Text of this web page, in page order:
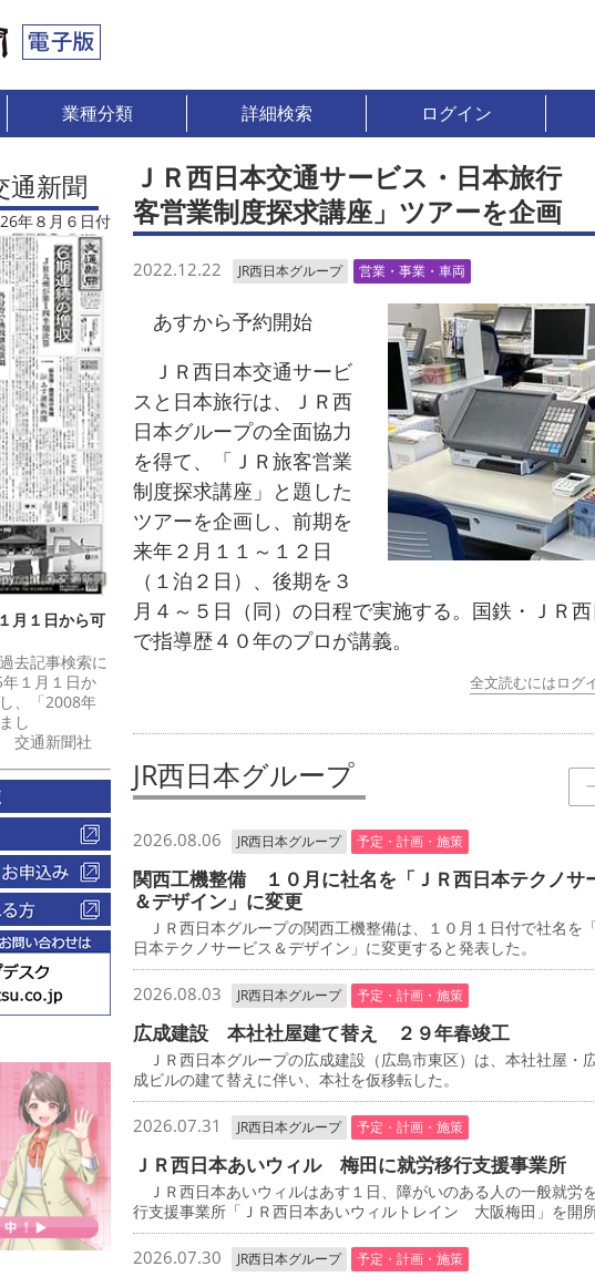
業種分類 詳細検索 ログイン
通新聞
年８月６日付
月１日から可
去記事検索に
１月１日か
、「2008年
し
聞社
ＪＲ西日本交通サービス・日本旅行
客営業制度探求講座」ツアーを企画
2022.12.22 JR西日本グループ 営業・事業・車両
あすから予約開始
ＪＲ西日本交通サービ
スと日本旅行は、ＪＲ西
日本グループの全面協力
を得て、「ＪＲ旅客営業
制度探求講座」と題した
ツアーを企画し、前期を
来年２月１１～１２日
（１泊２日）、後期を３
月４～５日（同）の日程で実施する。国鉄・ＪＲ
で指導歴４０年のプロが講義。
全文読むにはログ
JR西日本グループ
2026.08.06 JR西日本グループ 予定・計画・施策
関西工機整備 １０月に社名を「ＪＲ西日本テクノサ
＆デザイン」に変更
ＪＲ西日本グループの関西工機整備は、１０月１日付で社名を
日本テクノサービス＆デザイン」に変更すると発表した。
2026.08.03 JR西日本グループ 予定・計画・施策
広成建設 本社社屋建て替え ２９年春竣工
ＪＲ西日本グループの広成建設（広島市東区）は、本社社屋・
成ビルの建て替えに伴い、本社を仮移転した。
2026.07.31 JR西日本グループ 予定・計画・施策
ＪＲ西日本あいウィル 梅田に就労移行支援事業所
ＪＲ西日本あいウィルはあす１日、障がいのある人の一般就労
行支援事業所「ＪＲ西日本あいウィルトレイン 大阪梅田」を開所
2026.07.30 JR西日本グループ 予定・計画・施策